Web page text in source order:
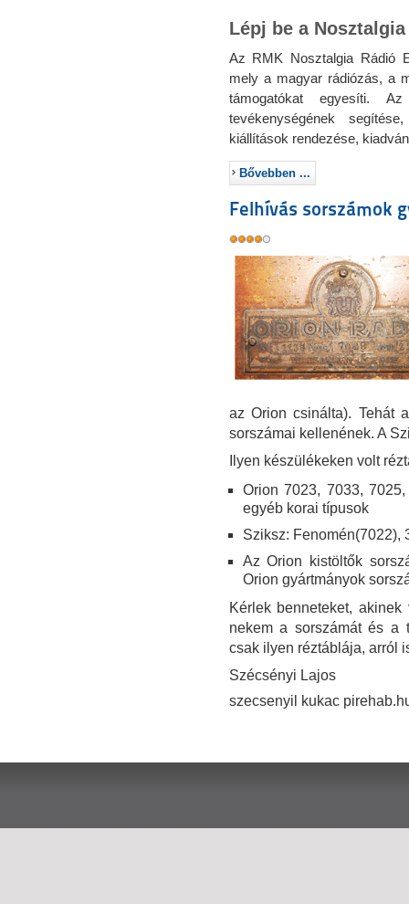
Lépj be a
Az RMK Nosztalgia Rádió
mely a magyar rádiózás, a
támogatókat egyesíti.
tevékenységének
kiállítások rendezése,
Bővebben ...
Felhívás sorszámok
az Orion csinálta). Tehát
sorszámai kellenének. A
Ilyen készülékeken volt
Orion 7023, 7033,
egyéb korai típusok
Sziksz: Fenomén(7022),
Az Orion kistöltők
Orion gyártmányok
Kérlek benneteket,
nekem a sorszámát és a
csak ilyen réztáblája, arról
Szécsényi Lajos
szecsenyil kukac